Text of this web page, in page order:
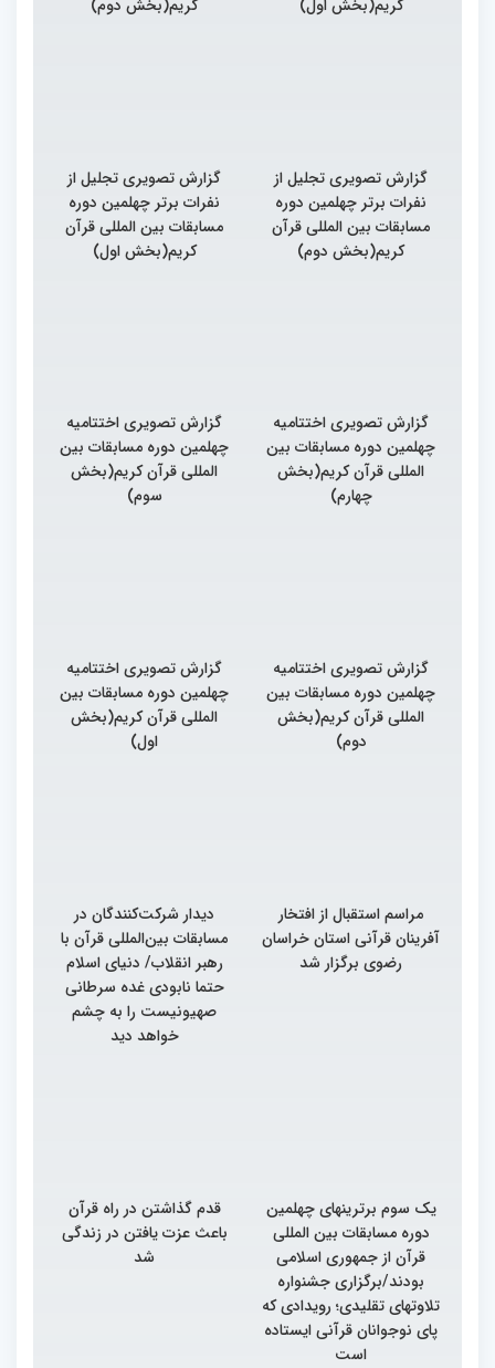
کریم(بخش اول) کریم(بخش دوم)
گزارش تصویری تجلیل از
نفرات برتر چهلمین دوره
مسابقات بین المللی قرآن
کریم(بخش دوم)
گزارش تصویری تجلیل از
نفرات برتر چهلمین دوره
مسابقات بین المللی قرآن
کریم(بخش اول)
گزارش تصویری اختتامیه
چهلمین دوره مسابقات بین
المللی قرآن کریم(بخش
چهارم)
گزارش تصویری اختتامیه
چهلمین دوره مسابقات بین
المللی قرآن کریم(بخش
سوم)
گزارش تصویری اختتامیه
چهلمین دوره مسابقات بین
المللی قرآن کریم(بخش
دوم)
گزارش تصویری اختتامیه
چهلمین دوره مسابقات بین
المللی قرآن کریم(بخش
اول)
مراسم استقبال از افتخار
آفرینان قرآنی استان خراسان
رضوی برگزار شد
دیدار شرکت‌کنندگان در
مسابقات بین‌المللی قرآن با
رهبر انقلاب/ دنیای اسلام
حتما نابودی غده سرطانی
صهیونیست را به چشم
خواهد دید
یک سوم برترینهای چهلمین
دوره مسابقات بین المللی
قرآن از جمهوری اسلامی
بودند/برگزاری جشنواره
تلاوتهای تقلیدی؛ رویدادی که
پای نوجوانان قرآنی ایستاده
است
قدم گذاشتن در راه قرآن
باعث عزت یافتن در زندگی
شد